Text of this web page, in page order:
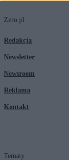
Zero.pl
Redakcja
Newsletter
Newsroom
Reklama
Kontakt
Tematy